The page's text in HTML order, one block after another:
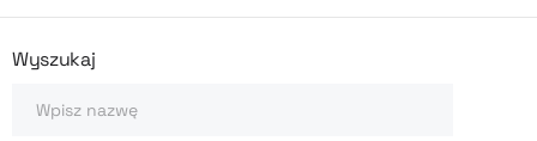
Odzież reklamowa z
Wyszukaj